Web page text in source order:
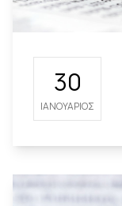
30
ΙΑΝΟΥΆΡΙΟΣ